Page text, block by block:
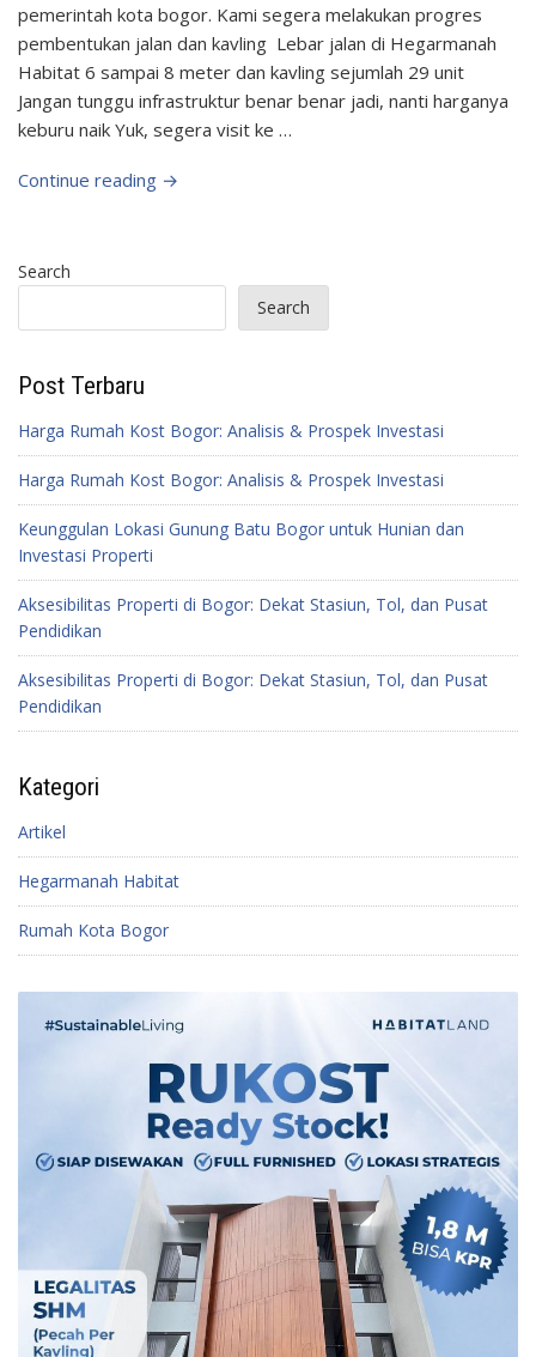
pemerintah kota bogor. Kami segera melakukan progres
pembentukan jalan dan kavling Lebar jalan di Hegarmanah
Habitat 6 sampai 8 meter dan kavling sejumlah 29 unit
Jangan tunggu infrastruktur benar benar jadi, nanti harganya
keburu naik Yuk, segera visit ke …
Continue reading →
Search
Search
Post Terbaru
Harga Rumah Kost Bogor: Analisis & Prospek Investasi
Harga Rumah Kost Bogor: Analisis & Prospek Investasi
Keunggulan Lokasi Gunung Batu Bogor untuk Hunian dan
Investasi Properti
Aksesibilitas Properti di Bogor: Dekat Stasiun, Tol, dan Pusat
Pendidikan
Aksesibilitas Properti di Bogor: Dekat Stasiun, Tol, dan Pusat
Pendidikan
Kategori
Artikel
Hegarmanah Habitat
Rumah Kota Bogor